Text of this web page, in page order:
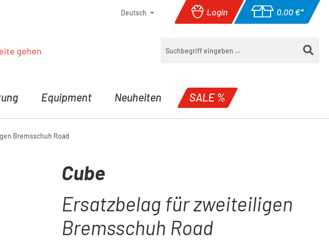
Deutsch Login 0,00 €*
Warenkorb
Equipment Neuheiten SALE %
Bremsschuh Road
Cube
Ersatzbelag für zweiteiligen
Bremsschuh Road